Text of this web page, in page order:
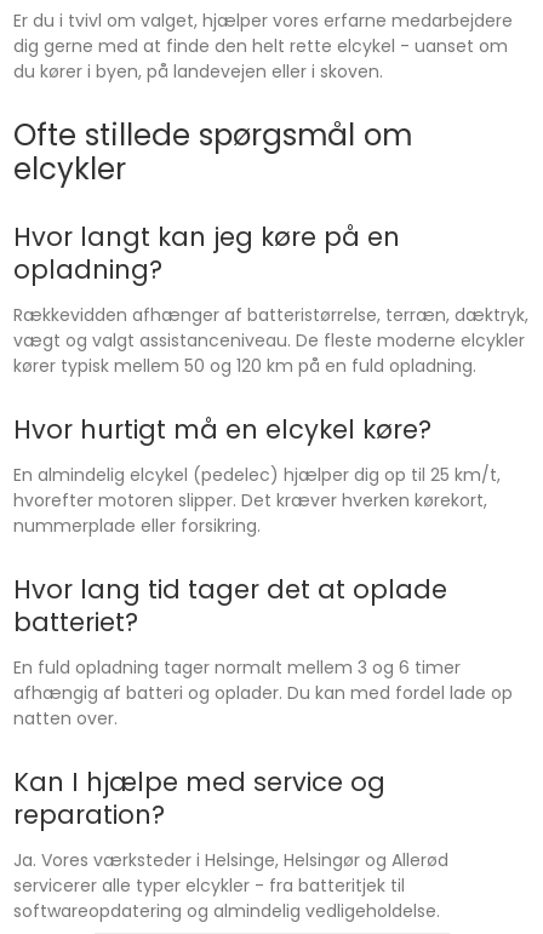
Er du i tvivl om valget, hjælper vores erfarne medarbejdere
dig gerne med at finde den helt rette elcykel - uanset om
du kører i byen, på landevejen eller i skoven.
Ofte stillede spørgsmål om
elcykler
Hvor langt kan jeg køre på en
opladning?
Rækkevidden afhænger af batteristørrelse, terræn, dæktryk,
vægt og valgt assistanceniveau. De fleste moderne elcykler
kører typisk mellem 50 og 120 km på en fuld opladning.
Hvor hurtigt må en elcykel køre?
En almindelig elcykel (pedelec) hjælper dig op til 25 km/t,
hvorefter motoren slipper. Det kræver hverken kørekort,
nummerplade eller forsikring.
Hvor lang tid tager det at oplade
batteriet?
En fuld opladning tager normalt mellem 3 og 6 timer
afhængig af batteri og oplader. Du kan med fordel lade op
natten over.
Kan I hjælpe med service og
reparation?
Ja. Vores værksteder i Helsinge, Helsingør og Allerød
servicerer alle typer elcykler - fra batteritjek til
softwareopdatering og almindelig vedligeholdelse.